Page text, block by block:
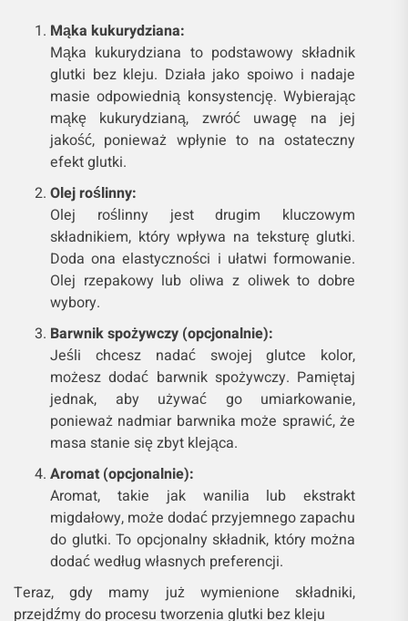
Mąka kukurydziana:
Mąka kukurydziana to podstawowy składnik
glutki bez kleju. Działa jako spoiwo i nadaje
masie odpowiednią konsystencję. Wybierając
mąkę kukurydzianą, zwróć uwagę na jej
jakość, ponieważ wpłynie to na ostateczny
efekt glutki.
Olej roślinny:
Olej roślinny jest drugim kluczowym
składnikiem, który wpływa na teksturę glutki.
Doda ona elastyczności i ułatwi formowanie.
Olej rzepakowy lub oliwa z oliwek to dobre
wybory.
Barwnik spożywczy (opcjonalnie):
Jeśli chcesz nadać swojej glutce kolor,
możesz dodać barwnik spożywczy. Pamiętaj
jednak, aby używać go umiarkowanie,
ponieważ nadmiar barwnika może sprawić, że
masa stanie się zbyt klejąca.
Aromat (opcjonalnie):
Aromat, takie jak wanilia lub ekstrakt
migdałowy, może dodać przyjemnego zapachu
do glutki. To opcjonalny składnik, który można
dodać według własnych preferencji.
Teraz, gdy mamy już wymienione składniki,
przejdźmy do procesu tworzenia glutki bez kleju